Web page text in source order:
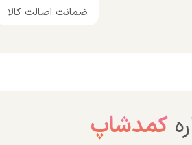
ضمانت اصالت کالا
کمدشاپ